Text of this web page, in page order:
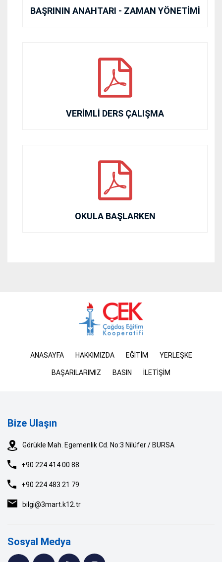
BAŞRININ ANAHTARI - ZAMAN YÖNETİMİ
VERİMLİ DERS ÇALIŞMA
OKULA BAŞLARKEN
ANASAYFA HAKKIMIZDA EĞİTİM YERLEŞKE
BAŞARILARIMIZ BASIN İLETİŞİM
Bize Ulaşın
Görükle Mah. Egemenlik Cd. No:3 Nilüfer / BURSA
+90 224 414 00 88
+90 224 483 21 79
bilgi@3mart.k12.tr
Sosyal Medya